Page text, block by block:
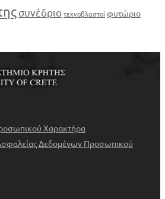
συνέδριο τεχνοβλαστοίφυτώριο
Χαρακτήρα
Δεδομένων Προσωπικού